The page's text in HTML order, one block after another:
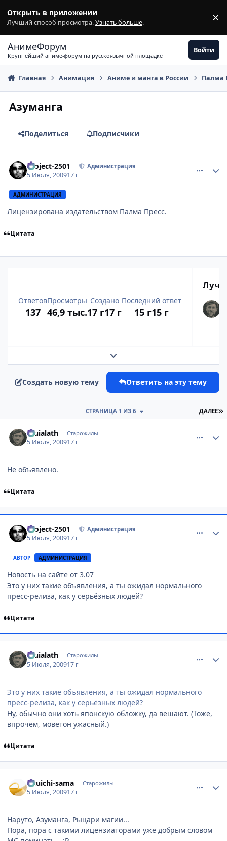
Открыть в приложении
Лучший способ просмотра.Узнать больше. ×
АнимеФорум
Крупнейший аниме-форум на русскоязычной площадке
Войти
Главная Анимация Аниме и манга в России Палма
Азуманга
Поделиться Подписчики
Project-2501 Администрация
5 Июля, 200917 г
АДМИНИСТРАЦИЯ
Лицензирована издательством Палма Пресс.
Цитата
Ответов
137
Просмотры
46,9 тыс.
Создано
17 г17 г
Последний ответ
15 г15 г
Развернуть обзор темы
Создать новую тему Ответить на эту тему
ДАЛЕЕ
СТРАНИЦА 1 ИЗ 6
Eruialath Старожилы
5 Июля, 200917 г
Не объявлено.
Цитата
Project-2501 Администрация
5 Июля, 200917 г
АВТОР АДМИНИСТРАЦИЯ
Новость на сайте от 3.07
Это у них такие объявления, а ты ожидал нормального
пресс-релиза, как у серьёзных людей?
Цитата
Eruialath Старожилы
5 Июля, 200917 г
Это у них такие объявления, а ты ожидал нормального
пресс-релиза, как у серьёзных людей?
Ну, обычно они хоть японскую обложку, да вешают. (Тоже,
впрочем, моветон ужасный.)
Цитата
Yuuichi-sama Старожилы
5 Июля, 200917 г
Наруто, Азуманга, Рыцари магии...
Пора, пора с такими лицензиаторами уже добрым словом